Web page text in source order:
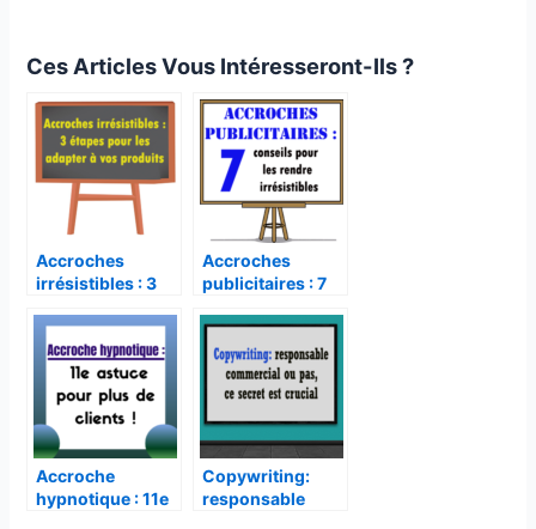
Téléchargezvotre
cadeau
''Les secrets d'un
texte de vente qui a
rapporté 1 million de
dollars ''
Ces Articles Vous Intéresseront-Ils ?
Accroches
irrésistibles : 3
adapter à vos
produits
Accroches
publicitaires : 7
rendre
irrésistibles
Accroche
hypnotique : 11e
Copywriting:
responsable